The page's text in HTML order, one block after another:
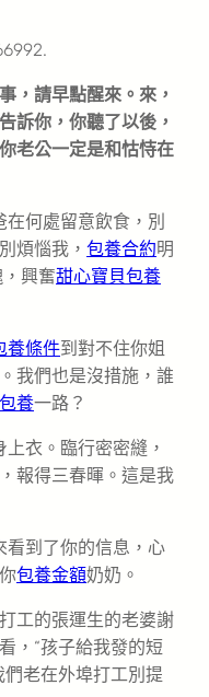
，請早點醒來。來，
訴你，你聽了以後，
老公一定是和怙恃在
何處留意飲食，別
煩惱我， 包養合約明
興奮甜心寶貝包養
養條件到對不住你姐
我們也是沒措施，誰
包養一路？
衣。臨行密密縫，
報得三春暉。這是我
到了你的信息，心
包養金額奶奶。
工的張運生的老婆謝
，“孩子給我發的短
老在外埠打工別提